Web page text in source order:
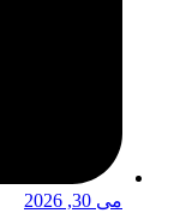
می 30, 2026